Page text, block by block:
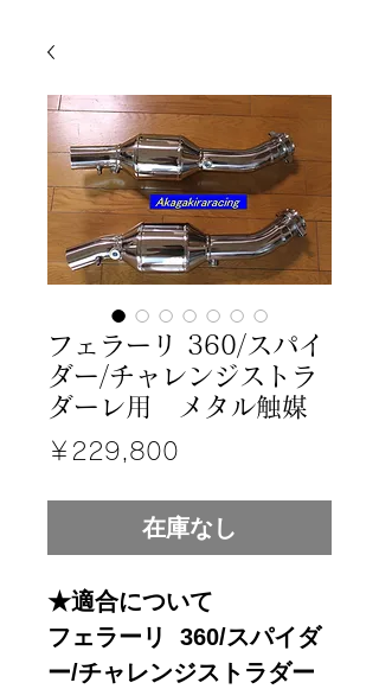
フェラーリ 360/スパイ
ダー/チャレンジストラ
ダーレ用 メタル触媒
￥229,800
在庫なし
★適合について
フェラーリ 360/スパイダ
ー/チャレンジストラダー